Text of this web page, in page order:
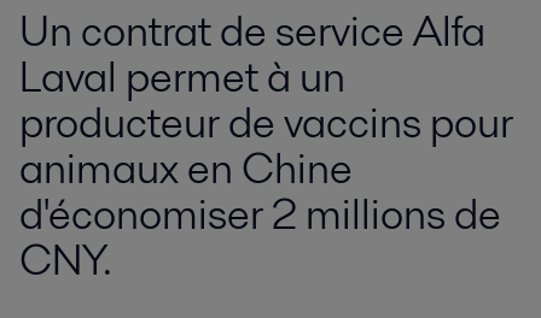
Un contrat de service Alfa
Laval permet à un
producteur de vaccins pour
animaux en Chine
d'économiser 2 millions de
CNY.